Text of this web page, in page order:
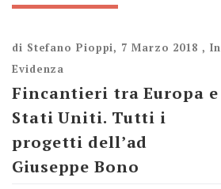
di Stefano Pioppi, 7 Marzo 2018 , In
Evidenza
Fincantieri tra Europa e
Stati Uniti. Tutti i
progetti dell’ad
Giuseppe Bono